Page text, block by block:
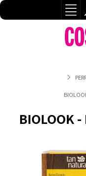
BIOLOOK -